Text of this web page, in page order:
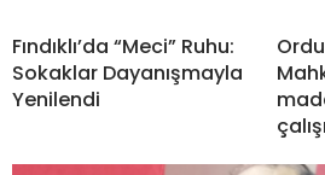
Fındıklı’da “Meci” Ruhu:
Sokaklar Dayanışmayla
Yenilendi